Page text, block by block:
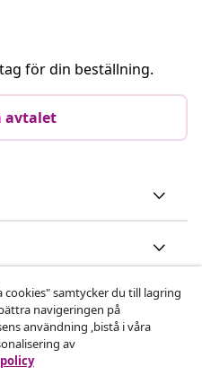
för din beställning.
avtalet
cookies" samtycker du till lagring
navigeringen på
användning ,bistå i våra
av